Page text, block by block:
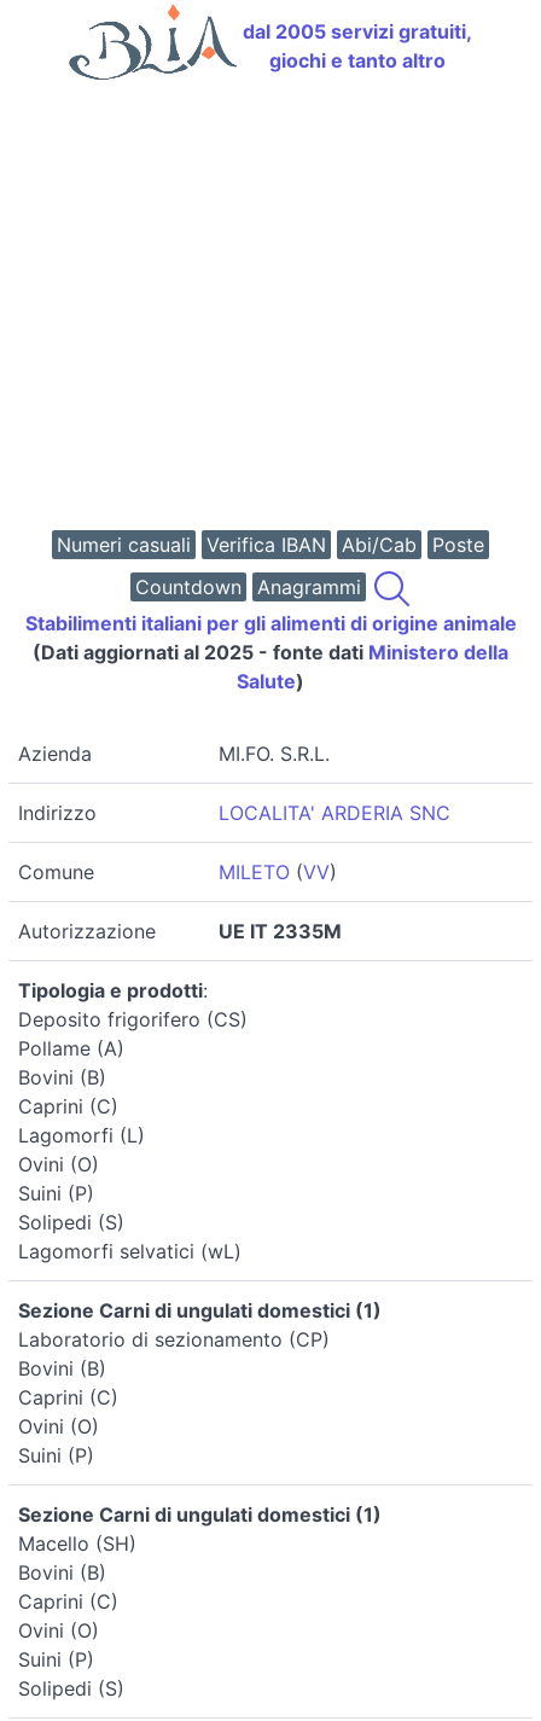
dal 2005 servizi gratuiti,
giochi e tanto altro
Numeri casuali Verifica IBAN Abi/Cab
Poste
Countdown
Anagrammi
Stabilimenti italiani per gli alimenti di origine animale
(Dati aggiornati al 2025 - fonte dati Ministero della
Salute)
Azienda MI.FO. S.R.L.
Indirizzo LOCALITA' ARDERIA SNC
Comune MILETO (VV)
Autorizzazione UE IT 2335M
Tipologia e prodotti:
Deposito frigorifero (CS)
Pollame (A)
Bovini (B)
Caprini (C)
Lagomorfi (L)
Ovini (O)
Suini (P)
Solipedi (S)
Lagomorfi selvatici (wL)
Sezione Carni di ungulati domestici (1)
Laboratorio di sezionamento (CP)
Bovini (B)
Caprini (C)
Ovini (O)
Suini (P)
Sezione Carni di ungulati domestici (1)
Macello (SH)
Bovini (B)
Caprini (C)
Ovini (O)
Suini (P)
Solipedi (S)